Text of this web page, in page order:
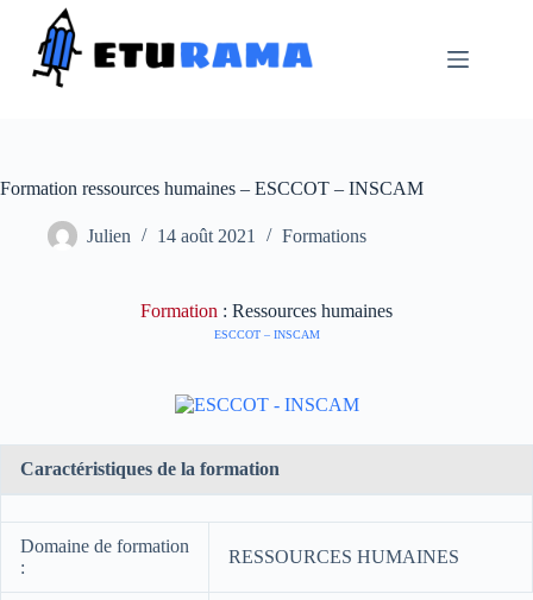
contenu
Formation ressources humaines – ESCCOT – INSCAM
Julien 14 août 2021 Formations
Formation : Ressources humaines
ESCCOT – INSCAM
Caractéristiques de la formation
Domaine de formation
:
RESSOURCES HUMAINES